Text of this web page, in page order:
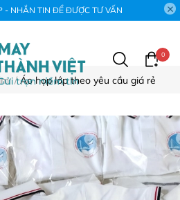
- NHẮN TIN ĐỂ ĐƯỢC TƯ VẤN
0
/Áo họp lớp theo yêu cầu giá rẻ